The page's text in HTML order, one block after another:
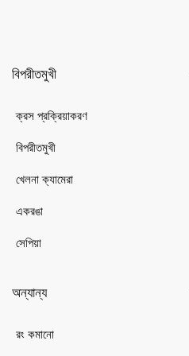
বিপরীতমুখী
ক্রস প্রক্রিয়াকরণ
বিপরীতমুখী
খেলনা ক্যামেরা
একরঙা
সেপিয়া
অন্যান্য
রং কমানো